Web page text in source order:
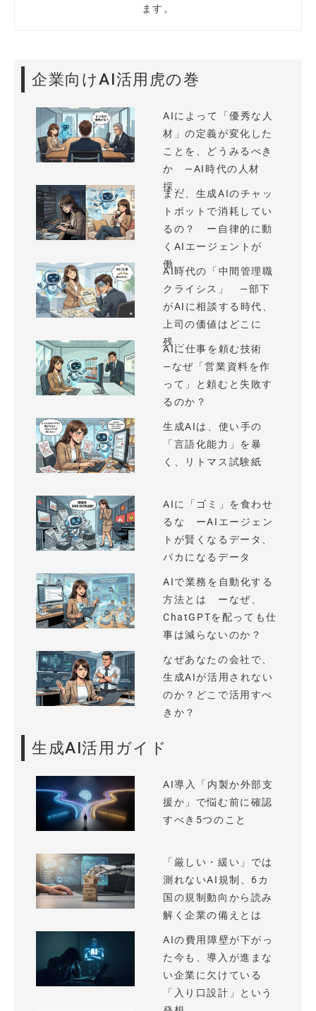
ます。
企業向けAI活用虎の巻
AIによって「優秀な人
材」の定義が変化した
ことを、どうみるべき
か —AI時代の人材
採...
まだ、生成AIのチャッ
トボットで消耗してい
るの？ ー自律的に動
くAIエージェントが
働...
AI時代の「中間管理職
クライシス」 —部下
がAIに相談する時代、
上司の価値はどこに
残...
AIに仕事を頼む技術
—なぜ「営業資料を作
って」と頼むと失敗す
るのか？
生成AIは、使い手の
「言語化能力」を暴
く、リトマス試験紙
AIに「ゴミ」を食わせ
るな ーAIエージェン
トが賢くなるデータ、
バカになるデータ
AIで業務を自動化する
方法とは ーなぜ、
ChatGPTを配っても仕
事は減らないのか？
なぜあなたの会社で、
生成AIが活用されない
のか？どこで活用すべ
きか？
生成AI活用ガイド
AI導入「内製か外部支
援か」で悩む前に確認
すべき5つのこと
「厳しい・緩い」では
測れないAI規制、6カ
国の規制動向から読み
解く企業の備えとは
AIの費用障壁が下がっ
た今も、導入が進まな
い企業に欠けている
「入り口設計」という